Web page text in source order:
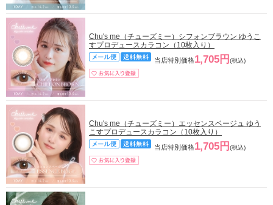
Chu's me（チューズミー）シフォンブラウン ゆうこ
すプロデュースカラコン（10枚入り）
当店特別価格1,705円 (税込)
Chu's me（チューズミー）エッセンスベージュ ゆう
こすプロデュースカラコン（10枚入り）
当店特別価格1,705円 (税込)